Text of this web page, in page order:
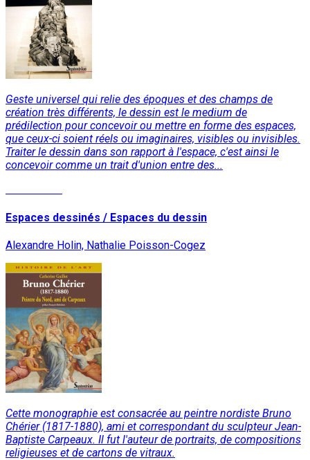
Geste universel qui relie des époques et des champs de
création très différents, le dessin est le medium de
prédilection pour concevoir ou mettre en forme des espaces,
que ceux-ci soient réels ou imaginaires, visibles ou invisibles.
Traiter le dessin dans son rapport à l'espace, c'est ainsi le
concevoir comme un trait d'union entre des...
Espaces dessinés / Espaces du dessin
Alexandre Holin, Nathalie Poisson-Cogez
Cette monographie est consacrée au peintre nordiste Bruno
Chérier (1817-1880), ami et correspondant du sculpteur Jean-
Baptiste Carpeaux. Il fut l'auteur de portraits, de compositions
religieuses et de cartons de vitraux.